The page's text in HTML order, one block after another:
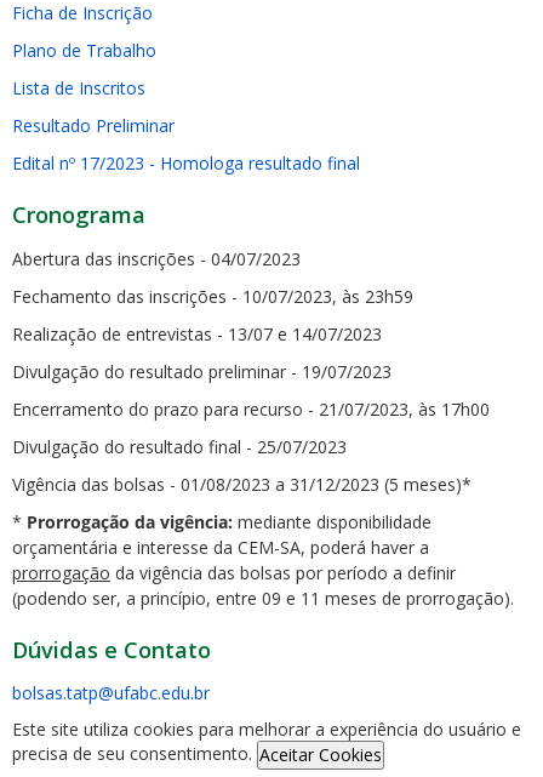
Ficha de Inscrição
Plano de Trabalho
Lista de Inscritos
Resultado Preliminar
Edital nº 17/2023 - Homologa resultado final
Cronograma
Abertura das inscrições - 04/07/2023
Fechamento das inscrições - 10/07/2023, às 23h59
Realização de entrevistas - 13/07 e 14/07/2023
Divulgação do resultado preliminar - 19/07/2023
Encerramento do prazo para recurso - 21/07/2023, às 17h00
Divulgação do resultado final - 25/07/2023
Vigência das bolsas - 01/08/2023 a 31/12/2023 (5 meses)*
* Prorrogação da vigência: mediante disponibilidade
orçamentária e interesse da CEM-SA, poderá haver a
prorrogação da vigência das bolsas por período a definir
(podendo ser, a princípio, entre 09 e 11 meses de prorrogação).
Dúvidas e Contato
bolsas.tatp@ufabc.edu.br
Este site utiliza cookies para melhorar a experiência do usuário e
precisa de seu consentimento. Aceitar Cookies